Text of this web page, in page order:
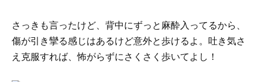
さっきも言ったけど、背中にずっと麻酔入ってるから、
傷が引き攣る感じはあるけど意外と歩けるよ。吐き気さ
え克服すれば、怖がらずにさくさく歩いてよし！